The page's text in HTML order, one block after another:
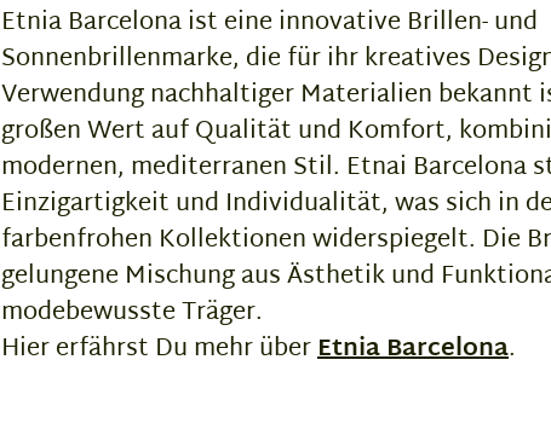
Etnia Barcelona ist eine innovative Brillen- und
Sonnenbrillenmarke, die für ihr kreatives
Verwendung nachhaltiger Materialien bekannt
großen Wert auf Qualität und Komfort,
modernen, mediterranen Stil. Etnai Barcelona
Einzigartigkeit und Individualität, was sich in
farbenfrohen Kollektionen widerspiegelt. Die
gelungene Mischung aus Ästhetik und
modebewusste Träger.
Hier erfährst Du mehr überEtnia Barcelona.